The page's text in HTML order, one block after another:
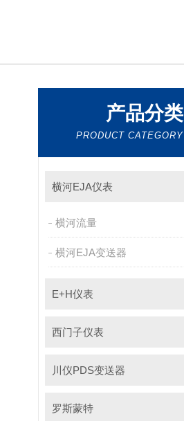
产品分类
PRODUCT CATEGORY
横河EJA仪表
横河流量
横河EJA变送器
E+H仪表
西门子仪表
川仪PDS变送器
罗斯蒙特